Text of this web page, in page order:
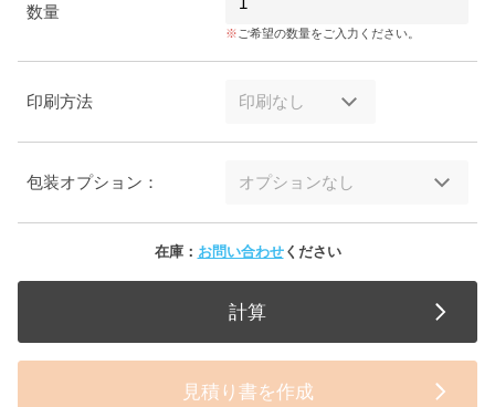
数量
ご希望の数量をご入力ください。
印刷方法
包装オプション：
在庫： お問い合わせください
計算
見積り書を作成